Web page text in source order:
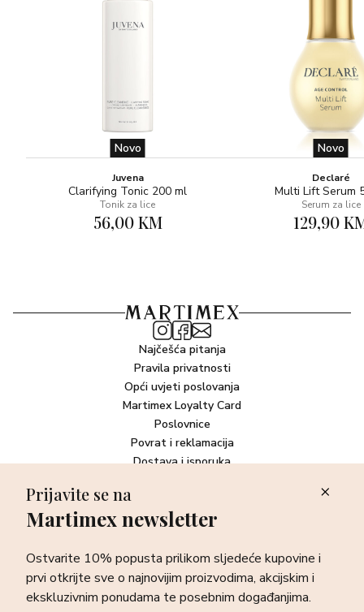
Novo
Juvena
Clarifying Tonic 200 ml
Tonik za lice
56,00 KM
Novo
Declaré
Multi Lift Serum
Serum za lice
129,90
Najčešća pitanja
Pravila privatnosti
Opći uvjeti poslovanja
Martimex Loyalty Card
Poslovnice
Povrat i reklamacija
Dostava i isporuka
Newsletter
sve o najnovijim proizvodima, akcijskim i ekskluzivnim
ponudama te posebnim događanjima.
Prijava
Prijavite se na
Martimex newsletter
Ostvarite 10% popusta prilikom sljedeće kupovine i
prvi otkrijte sve o najnovijim proizvodima, akcijskim i
ekskluzivnim ponudama te posebnim događanjima.